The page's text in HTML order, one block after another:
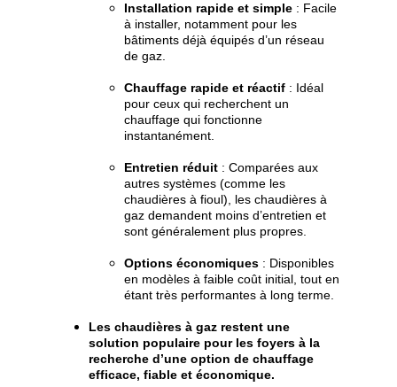
Installation rapide et simple : Facile
à installer, notamment pour les
bâtiments déjà équipés d’un réseau
de gaz.
Chauffage rapide et réactif : Idéal
pour ceux qui recherchent un
chauffage qui fonctionne
instantanément.
Entretien réduit : Comparées aux
autres systèmes (comme les
chaudières à fioul), les chaudières à
gaz demandent moins d’entretien et
sont généralement plus propres.
Options économiques : Disponibles
en modèles à faible coût initial, tout en
étant très performantes à long terme.
Les chaudières à gaz restent une
solution populaire pour les foyers à la
recherche d’une option de chauffage
efficace, fiable et économique.